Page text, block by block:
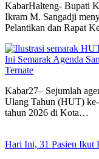
KabarHalteng- Bupati
Ikram M. Sangadji
Pelantikan dan Rapat
Ini Semarak Agenda
Ternate
Kabar27– Sejumlah
Ulang Tahun (HUT)
tahun 2026 di Kota…
Hari Ini, 31 Pasien Ikut